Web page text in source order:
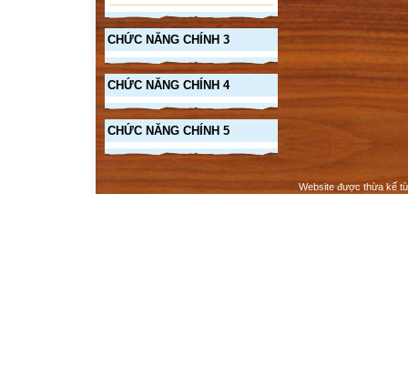
CHỨC NĂNG CHÍNH 3
CHỨC NĂNG CHÍNH 4
CHỨC NĂNG CHÍNH 5
Website được thừa kế